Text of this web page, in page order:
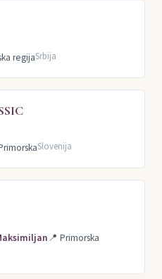
regijaSrbija
Slovenija
📍 Primorska